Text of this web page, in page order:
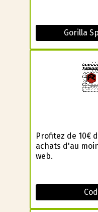
Gorilla
Profitez de 10€
achats d'au
web.